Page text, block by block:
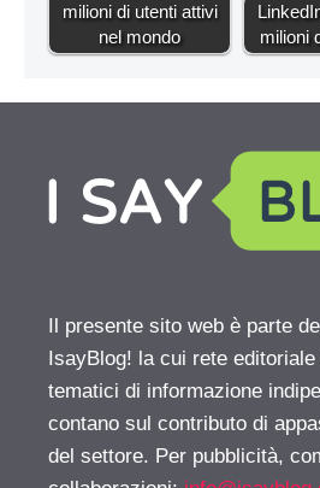
milioni di utenti attivi
nel mondo
milioni
Il presente sito web è parte
IsayBlog! la cui rete
tematici di informazione
contano sul contributo di
del settore. Per pubblicità,